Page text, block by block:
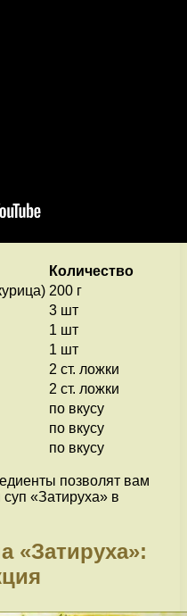
Количество
200 г
3 шт
1 шт
1 шт
2 ст. ложки
2 ст. ложки
по вкусу
по вкусу
по вкусу
позволят вам
«Затируха» в
«Затируха»: